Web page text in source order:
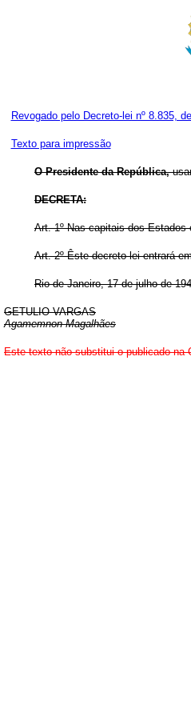
Revogado pelo Decreto-lei nº 8.835,
Texto para impressão
O Presidente da República,
DECRETA:
Art.1º Nas capitais dos Estados
Art.2º Êste decreto-lei entrará
Rio de Janeiro, 17 de julho de
GETULIO VARGAS
Agamemnon Magalhães
Este texto não substitui o publicado na